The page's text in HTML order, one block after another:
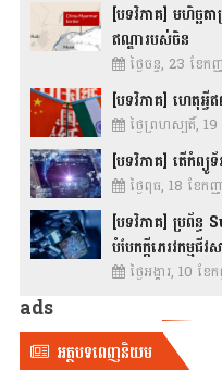
[បទវិភាគ] មហិច្ឆ
ឥណ្ឌារបស់ចិន
ថ្ងៃចន្ទ, 23 ខែ
[បទវិភាគ] ហេតុអ្វី
ថ្ងៃព្រហស្បតិ៍,
[បទវិភាគ] តើកំព្
ថ្ងៃពុធ, 18 ខែក
[បទវិភាគ] ប្រព័ន្
បំបែកក្តីភេរវកម្មជីវ
ថ្ងៃអង្គារ, 10 ខ
ads
អត្ថបទពេញនិយម